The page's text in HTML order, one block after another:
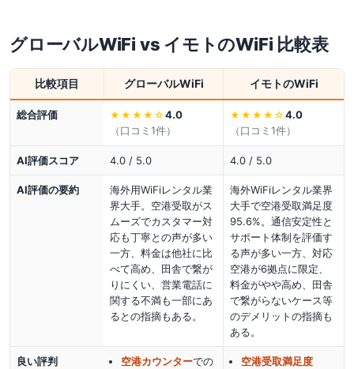
グローバルWiFi vs イモトのWiFi 比較表
比較項目 グローバルWiFi イモトのWiFi
総合評価 ★★★★ ☆ 4.0
（口コミ 1件）
★★★★ ☆ 4.0
（口コミ 1件）
AI評価スコア 4.0 / 5.0 4.0 / 5.0
AI評価の要約
海外用WiFiレンタル業
界大手。空港受取がス
ムーズでカスタマー対
応も丁寧との声が多い
一方、料金は他社に比
べて高め、田舎で繋が
りにくい、営業電話に
関する不満も一部にあ
るとの指摘もある。
海外WiFiレンタル業界
大手で空港受取満足度
95.6%。通信安定性と
サポート体制を評価す
る声が多い一方、対応
空港が6拠点に限定、
料金がやや高め、田舎
で繋がらないケース等
のデメリットの指摘も
ある。
良い評判 空港カウンターでの
空港受取満足度